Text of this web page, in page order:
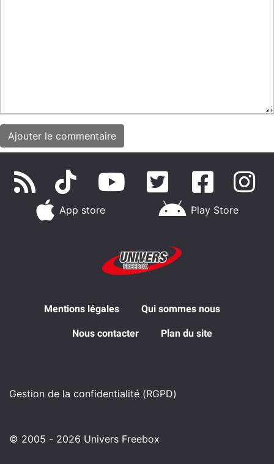
App store Play Store
Mentions légales Qui sommes nous
Nous contacter Plan du site
Gestion de la confidentialité (RGPD)
© 2005 - 2026 Univers Freebox